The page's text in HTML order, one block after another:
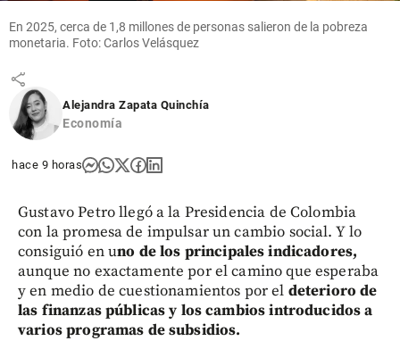
Oriente
antioqueño
share
En 2025, cerca de 1,8 millones de personas salieron de la pobreza
monetaria. Foto: Carlos Velásquez
Alejandra Zapata Quinchía
Economía
hace 9 horas
Gustavo Petro llegó a la Presidencia de Colombia
con la promesa de impulsar un cambio social. Y lo
consiguió en uno de los principales indicadores,
aunque no exactamente por el camino que esperaba
y en medio de cuestionamientos por el deterioro de
las finanzas públicas y los cambios introducidos a
varios programas de subsidios.